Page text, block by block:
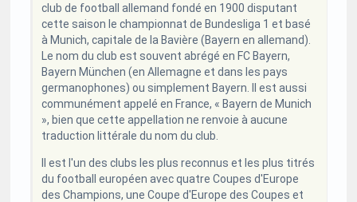
club de football allemand fondé en 1900 disputant
cette saison le championnat de Bundesliga 1 et basé
à Munich, capitale de la Bavière (Bayern en allemand).
Le nom du club est souvent abrégé en FC Bayern,
Bayern München (en Allemagne et dans les pays
germanophones) ou simplement Bayern. Il est aussi
communément appelé en France, « Bayern de Munich
», bien que cette appellation ne renvoie à aucune
traduction littérale du nom du club.
Il est l'un des clubs les plus reconnus et les plus titrés
du football européen avec quatre Coupes d'Europe
des Champions, une Coupe d'Europe des Coupes et